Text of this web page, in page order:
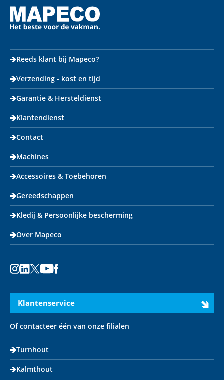
Reeds klant bij Mapeco?
Verzending - kost en tijd
Garantie & Hersteldienst
Klantendienst
Contact
Machines
Accessoires & Toebehoren
Gereedschappen
Kledij & Persoonlijke bescherming
Over Mapeco
Klantenservice
Of contacteer één van onze filialen
Turnhout
Kalmthout